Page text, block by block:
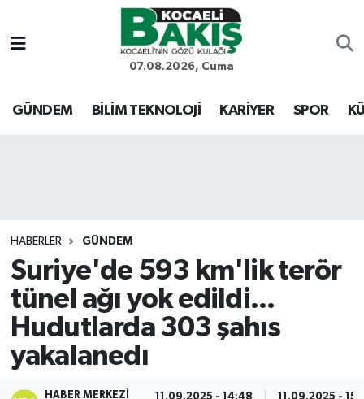
07.08.2026, Cuma
GÜNDEM BİLİM TEKNOLOJİ KARİYER SPOR
HABERLER GÜNDEM
Suriye'de 593 km'lik terör
tünel ağı yok edildi...
Hudutlarda 303 şahıs
yakalanedı
HABER MERKEZI
Kocaeli Nöbetçi Eczaneler
Kocaeli Hava Durumu
Son Dakika Haberleri
Haber Arşivi